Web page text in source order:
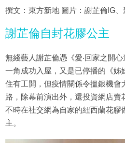
撰文：東方新地 圖片：謝芷倫IG
謝芷倫自封花膠公主
無綫藝人謝芷倫憑《愛‧回家之開心
一角成功入屋，又是已停播的《姊
住有工開，但疫情關係令搵銀機會
路，除幕前演出外，還投資網店賣
不時在社交網為自家的紐西蘭花膠
主。